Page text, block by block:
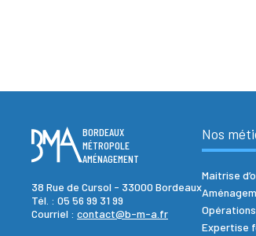
BORDEAUX
MÉTROPOLE
AMÉNAGEMENT
38 Rue de Cursol - 33000 Bordeaux
Tél. : 05 56 99 31 99
Courriel : contact@b-m-a.fr
Nos
Maitrise
Expertise